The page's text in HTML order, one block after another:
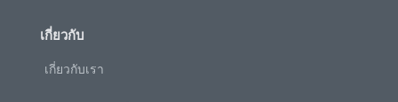
เกี่ยวกับ
เกี่ยวกับเรา